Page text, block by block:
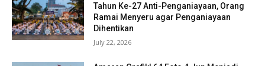
Tahun Ke-27 Anti-Penganiayaan, Orang
Ramai Menyeru agar Penganiayaan
Dihentikan
July 22, 2026